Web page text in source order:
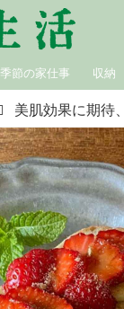
季節の家仕事 収納